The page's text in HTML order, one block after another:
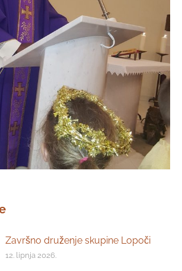
Završno druženje skupine Lopoči
12. lipnja 2026.